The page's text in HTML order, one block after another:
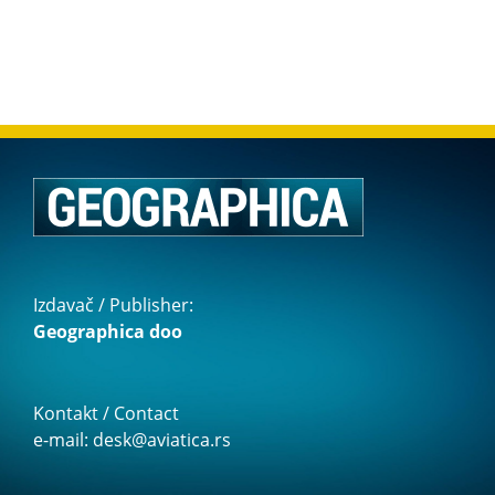
Izdavač / Publisher:
Geographica doo
Kontakt / Contact
e-mail: desk@aviatica.rs